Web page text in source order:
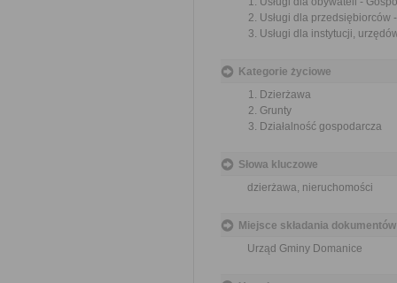
Usługi dla
Usługi dla instytucji,
Kategorie życiowe
Dzierżawa
Grunty
Działalność gospodarcza
Słowa kluczowe
dzierżawa, nieruchomości
Miejsce składania dokumentów
Urząd Gminy Domanice